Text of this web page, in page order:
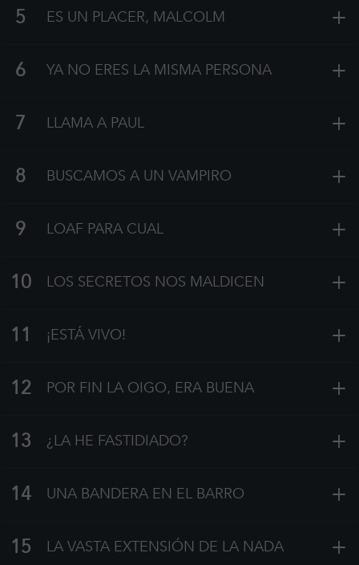
5 ES UN PLACER, MALCOLM +
6 YA NO ERES LA MISMA PERSONA +
7 LLAMA A PAUL +
8 BUSCAMOS A UN VAMPIRO +
9 LOAF PARA CUAL +
10 LOS SECRETOS NOS MALDICEN +
11 ¡ESTÁ VIVO! +
12 POR FIN LA OIGO, ERA BUENA +
13 ¿LA HE FASTIDIADO? +
14 UNA BANDERA EN EL BARRO +
15 LA VASTA EXTENSIÓN DE LA NADA +